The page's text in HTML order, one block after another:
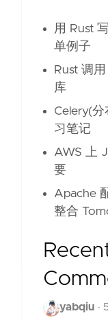
用 Rust
单例子
Rust 调
库
Celery(
习笔记
AWS 上
要
Apache
整合
yabqiu ·